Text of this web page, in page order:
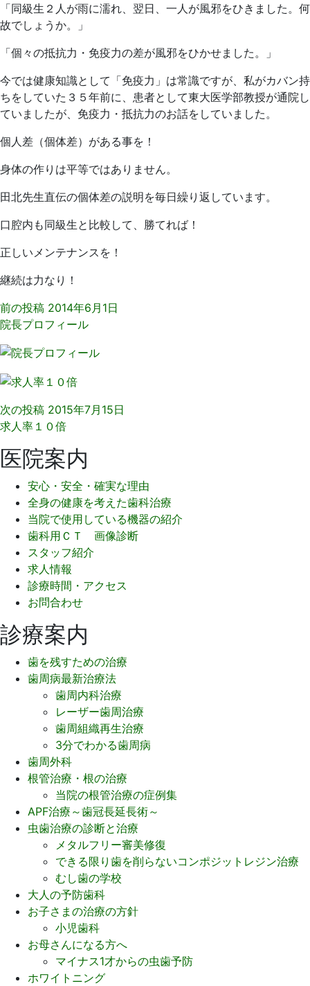
「同級生２人が雨に濡れ、翌日、一人が風邪をひきました。何
故でしょうか。」
「個々の抵抗力・免疫力の差が風邪をひかせました。」
今では健康知識として「免疫力」は常識ですが、私がカバン持
ちをしていた３５年前に、患者として東大医学部教授が通院し
ていましたが、免疫力・抵抗力のお話をしていました。
個人差（個体差）がある事を！
身体の作りは平等ではありません。
田北先生直伝の個体差の説明を毎日繰り返しています。
口腔内も同級生と比較して、勝てれば！
正しいメンテナンスを！
継続は力なり！
前の投稿 2014年6月1日
院長プロフィール
次の投稿 2015年7月15日
求人率１０倍
医院案内
安心・安全・確実な理由
全身の健康を考えた歯科治療
当院で使用している機器の紹介
歯科用ＣＴ 画像診断
スタッフ紹介
求人情報
診療時間・アクセス
お問合わせ
診療案内
歯を残すための治療
歯周病最新治療法
歯周内科治療
レーザー歯周治療
歯周組織再生治療
3分でわかる歯周病
歯周外科
根管治療・根の治療
当院の根管治療の症例集
APF治療～歯冠長延長術～
虫歯治療の診断と治療
メタルフリー審美修復
できる限り歯を削らないコンポジットレジン治療
むし歯の学校
大人の予防歯科
お子さまの治療の方針
小児歯科
お母さんになる方へ
マイナス1才からの虫歯予防
ホワイトニング